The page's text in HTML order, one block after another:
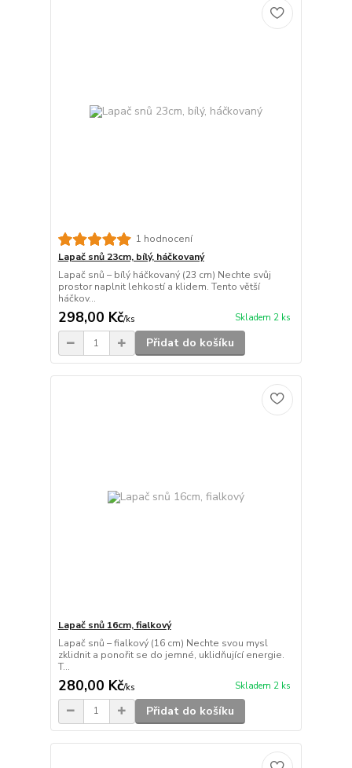
1 hodnocení
Lapač snů 23cm, bílý, háčkovaný
Lapač snů – bílý háčkovaný (23 cm) Nechte svůj
prostor naplnit lehkostí a klidem. Tento větší
háčkov...
298,00 Kč/ks Skladem 2 ks
Přidat do košíku
Lapač snů 16cm, fialkový
Lapač snů – fialkový (16 cm) Nechte svou mysl
zklidnit a ponořit se do jemné, uklidňující energie.
T...
280,00 Kč/ks Skladem 2 ks
Přidat do košíku